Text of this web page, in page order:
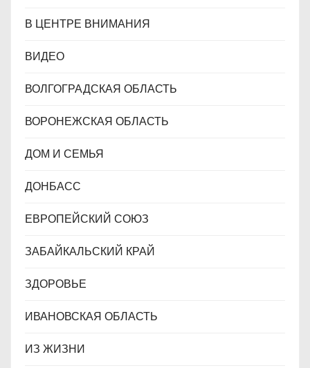
В ЦЕНТРЕ ВНИМАНИЯ
ВИДЕО
ВОЛГОГРАДСКАЯ ОБЛАСТЬ
ВОРОНЕЖСКАЯ ОБЛАСТЬ
ДОМ И СЕМЬЯ
ДОНБАСС
ЕВРОПЕЙСКИЙ СОЮЗ
ЗАБАЙКАЛЬСКИЙ КРАЙ
ЗДОРОВЬЕ
ИВАНОВСКАЯ ОБЛАСТЬ
ИЗ ЖИЗНИ